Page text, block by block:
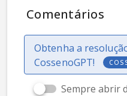
Comentários
Obtenha a
CossenoGPT!
Sempre abrir